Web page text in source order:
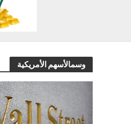
وسمالأسهم الأمريكية